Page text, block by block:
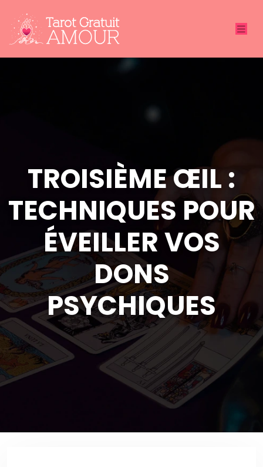
TROISIÈME ŒIL :
TECHNIQUES POUR
ÉVEILLER VOS
DONS
PSYCHIQUES